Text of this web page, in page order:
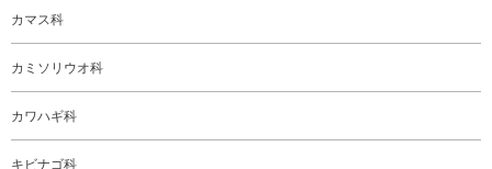
カマス科
カミソリウオ科
カワハギ科
キビナゴ科